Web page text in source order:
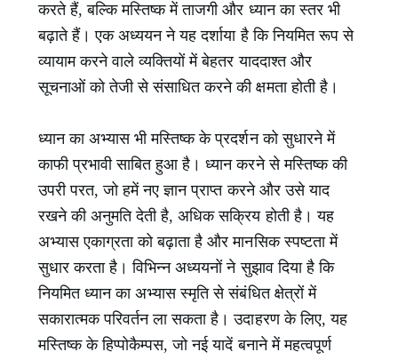
करते हैं, बल्कि मस्तिष्क में ताजगी और ध्यान का स्तर भी
बढ़ाते हैं। एक अध्ययन ने यह दर्शाया है कि नियमित रूप से
व्यायाम करने वाले व्यक्तियों में बेहतर याददाश्त और
सूचनाओं को तेजी से संसाधित करने की क्षमता होती है।
ध्यान का अभ्यास भी मस्तिष्क के प्रदर्शन को सुधारने में
काफी प्रभावी साबित हुआ है। ध्यान करने से मस्तिष्क की
उपरी परत, जो हमें नए ज्ञान प्राप्त करने और उसे याद
रखने की अनुमति देती है, अधिक सक्रिय होती है। यह
अभ्यास एकाग्रता को बढ़ाता है और मानसिक स्पष्टता में
सुधार करता है। विभिन्न अध्ययनों ने सुझाव दिया है कि
नियमित ध्यान का अभ्यास स्मृति से संबंधित क्षेत्रों में
सकारात्मक परिवर्तन ला सकता है। उदाहरण के लिए, यह
मस्तिष्क के हिप्पोकैम्पस, जो नई यादें बनाने में महत्वपूर्ण